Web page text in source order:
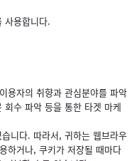
사용합니다.
용자의 취향과 관심분야를 파악
수 파악 등을 통한 타겟 마케
니다. 따라서, 귀하는 웹브라우
하거나, 쿠키가 저장될 때마다